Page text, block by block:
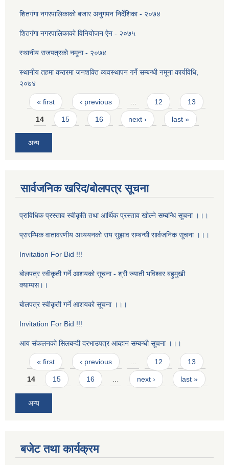
शितगंगा नगरपालिकाको बजार अनुगमन निर्देशिका - २०७४
शितग‌ंगा नगरपालिकाकाे विनियोजन ऐन - २०७५
स्थानीय राजपत्रको नमूना - २०७४
स्थानीय तहमा करारमा जनशक्ति व्यवस्थापन गर्ने सम्बन्धी नमूना कार्यविधि,
२०७४
Pages
« first ‹ previous 12 13
14 15 16 next › last »
अन्य
सार्वजनिक खरिद/बोलपत्र सूचना
प्राविधिक प्रस्ताव स्वीकृति तथा आर्थिक प्रस्ताव खोल्ने सम्बन्धि सूचना ।।।
प्रारम्भिक वातावरणीय अध्ययनको राय सुझाव सम्बन्धी सार्वजनिक सूचना ।।।
Invitation For Bid !!!
बाेलपत्र स्वीकृती गर्ने आशयको सूचना - श्री ज्याती भविश्वर बहुमुखी
क्याम्पस।।
बाेलपत्र स्वीकृती गर्ने आशयको सूचना ।।।
Invitation For Bid !!!
आय संकलनको सिलबन्दी दरभाउपत्र आब्हान सम्बन्धी सूचना ।।।
Pages
« first ‹ previous … 12 13
14 15 16 … next › last »
अन्य
बजेट तथा कार्यक्रम